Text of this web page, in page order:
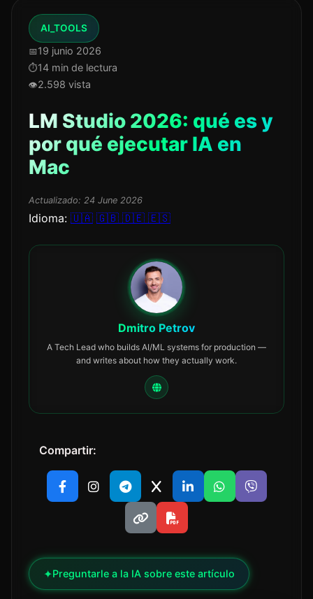
AI_TOOLS
19 junio 2026
14 min de lectura
2.598 vista
LM Studio 2026: qué es y
por qué ejecutar IA en
Mac
Actualizado: 24 June 2026
Idioma: 🇺🇦 🇬🇧 🇩🇪 🇪🇸
Dmitro Petrov
A Tech Lead who builds AI/ML systems for production —
and writes about how they actually work.
Compartir:
✦Preguntarle a la IA sobre este artículo